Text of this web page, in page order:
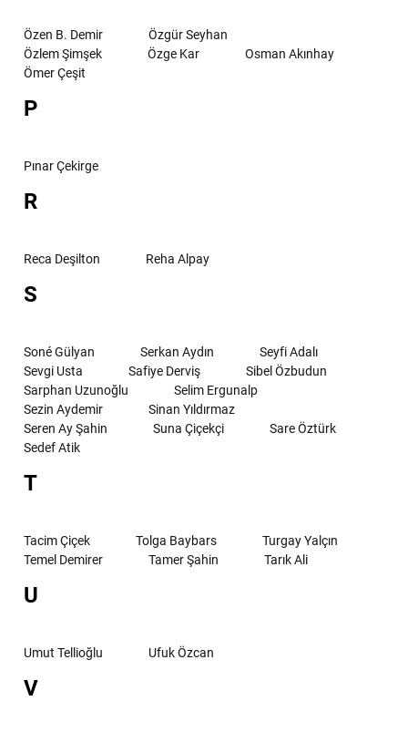
Özen B. Demir
Özgür Seyhan
Özlem Şimşek
Özge Kar
Osman Akınhay
Ömer Çeşit
P
Pınar Çekirge
R
Reca Deşilton Reha Alpay
S
Soné Gülyan Serkan Aydın
Seyfi Adalı
Sevgi Usta
Safiye Derviş
Sibel Özbudun
Sarphan Uzunoğlu
Selim Ergunalp
Sezin Aydemir
Sinan Yıldırmaz
Seren Ay Şahin
Suna Çiçekçi
Sare Öztürk
Sedef Atik
T
Tacim Çiçek Tolga Baybars
Turgay Yalçın
Temel Demirer
Tamer Şahin Tarık Ali
U
Umut Tellioğlu Ufuk Özcan
V